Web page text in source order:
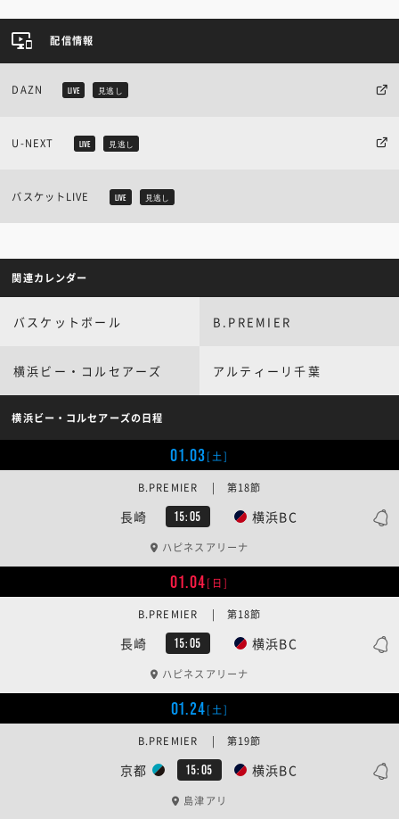
配信情報
DAZN LIVE 見逃し
U-NEXT LIVE 見逃し
バスケットLIVE LIVE 見逃し
関連カレンダー
バスケットボール B.PREMIER
横浜ビー・コルセアーズ アルティーリ千葉
横浜ビー・コルセアーズの日程
01.03[土]
長崎 15:05 横浜BC
B.PREMIER | 第18節
ハピネスアリーナ
01.04[日]
長崎 15:05 横浜BC
B.PREMIER | 第18節
ハピネスアリーナ
01.24[土]
京都 15:05 横浜BC
B.PREMIER | 第19節
島津アリ